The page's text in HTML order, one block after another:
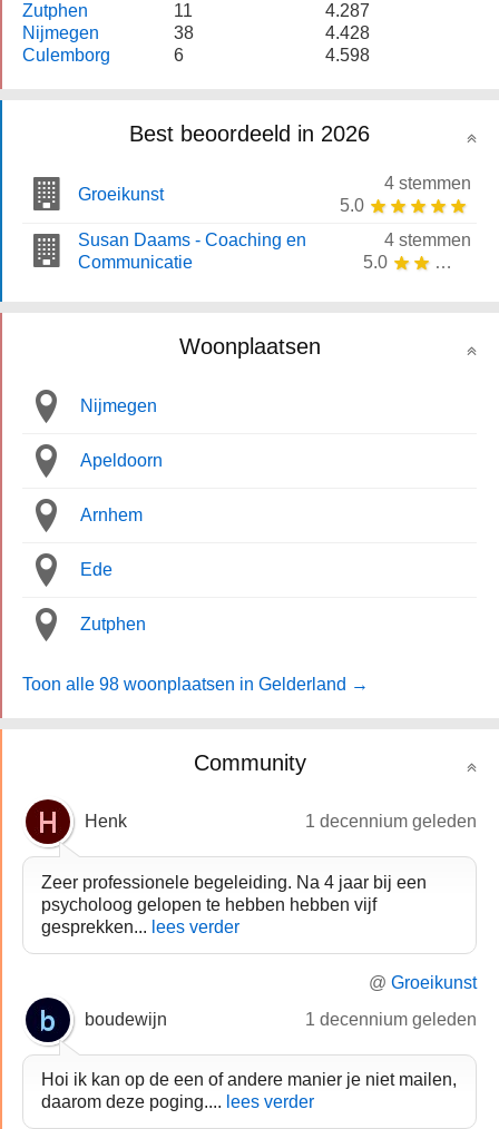
Zutphen
11
4.287
Nijmegen
38
4.428
Culemborg
6 4.598
Best beoordeeld in 2026
Groeikunst
4 stemmen
5.0
Susan Daams - Coaching en
Communicatie
4 stemmen
5.0
Woonplaatsen
Nijmegen
Apeldoorn
Arnhem
Ede
Zutphen
Toon alle 98 woonplaatsen in Gelderland →
Community
Henk 1 decennium geleden
Zeer professionele begeleiding. Na 4 jaar bij een
psycholoog gelopen te hebben hebben vijf
gesprekken... lees verder
@ Groeikunst
boudewijn
1 decennium geleden
Hoi ik kan op de een of andere manier je niet mailen,
daarom deze poging.... lees verder